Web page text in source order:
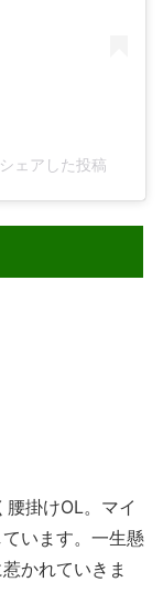
ェアした投稿
掛けOL。マイ
います。一生懸
かれていきま